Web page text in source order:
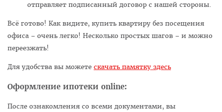
отправляет подписанный договор с нашей стороны.
Всё готово! Как видите, купить квартиру без посещения
офиса – очень легко! Несколько простых шагов – и можно
переезжать!
Для удобства вы можете скачать памятку здесь
Оформление ипотеки online:
После ознакомления со всеми документами, вы